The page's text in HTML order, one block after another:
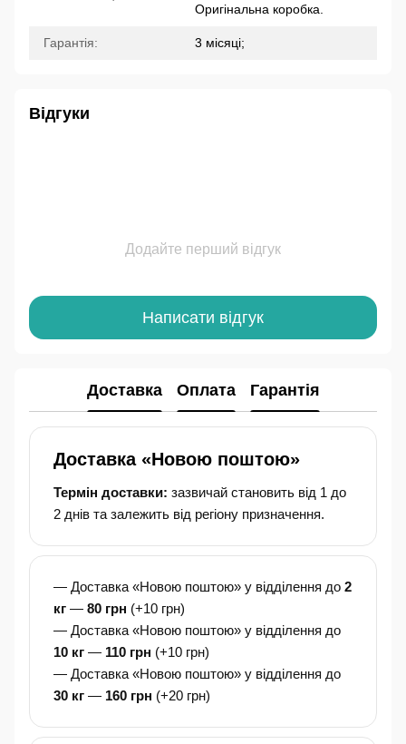
Оригінальна коробка.
Гарантія: 3 місяці;
Відгуки
Додайте перший відгук
Написати відгук
Доставка Оплата Гарантія
Доставка «Новою поштою»
Термін доставки: зазвичай становить від 1 до
2 днів та залежить від регіону призначення.
— Доставка «Новою поштою» у відділення до 2
кг — 80 грн (+10 грн)
— Доставка «Новою поштою» у відділення до
10 кг — 110 грн (+10 грн)
— Доставка «Новою поштою» у відділення до
30 кг — 160 грн (+20 грн)